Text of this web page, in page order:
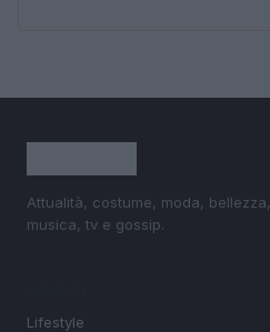
Attualità, costume, moda,
musica, tv e gossip.
Lifestyle